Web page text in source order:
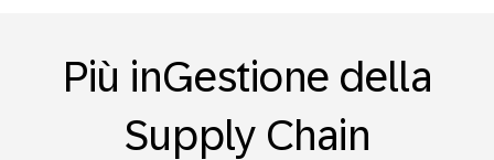
Più inGestione della
Supply Chain